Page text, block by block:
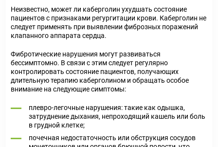
Неизвестно, может ли каберголин ухудшать состояние
пациентов с признаками регургитации крови. Каберголин не
следует применять при выявлении фиброзных поражений
клапанного аппарата сердца.
Фибротические нарушения могут развиваться
бессимптомно. В связи с этим следует регулярно
контролировать состояние пациентов, получающих
длительную терапию каберголином и обращать особое
внимание на следующие симптомы:
плевро-легочные нарушения: такие как одышка,
затруднение дыхания, непроходящий кашель или боль
в грудной клетке;
почечная недостаточность или обструкция сосудов